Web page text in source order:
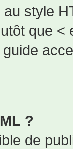
style
que <
?
de